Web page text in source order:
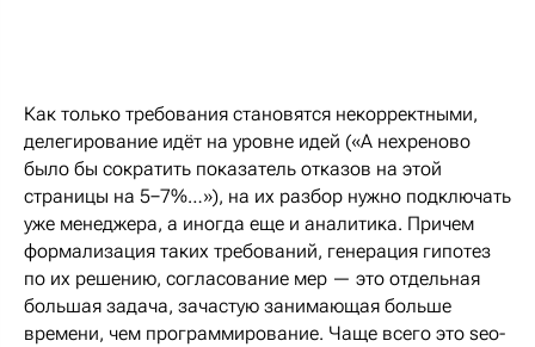
Как только требования становятся некорректными,
делегирование идёт на уровне идей («А нехреново
было бы сократить показатель отказов на этой
страницы на 5−7%…»), на их разбор нужно подключать
уже менеджера, а иногда еще и аналитика. Причем
формализация таких требований, генерация гипотез
по их решению, согласование мер — это отдельная
большая задача, зачастую занимающая больше
времени, чем программирование. Чаще всего это seo-